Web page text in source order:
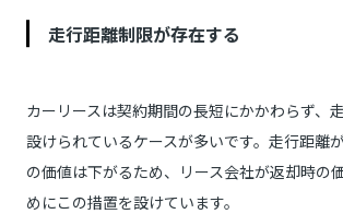
走行距離制限が存在する
カーリースは契約期間の長短にかかわらず、
設けられているケースが多いです。走行距離
の価値は下がるため、リース会社が返却時の
めにこの措置を設けています。